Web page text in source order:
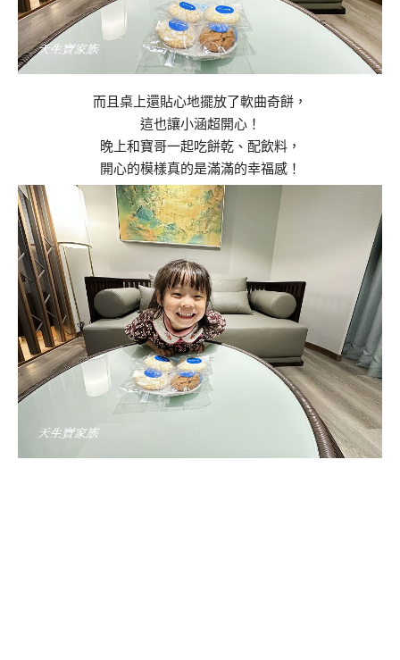
而且桌上還貼心地擺放了軟曲奇餅，
這也讓小涵超開心！
晚上和寶哥一起吃餅乾、配飲料，
開心的模樣真的是滿滿的幸福感！